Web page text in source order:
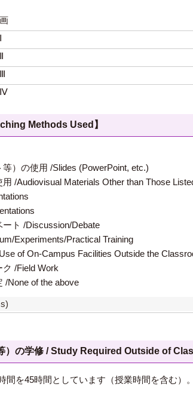
Ⅳ
Methods Used】
）の使用 /Slides (PowerPoint, etc.)
/Audiovisual Materials Other than Those
ト /Discussion/Debate
Experiments/Practical Training
of On-Campus Facilities Outside the
/Field Work
/None of the above
）の学修 / Study Required Outside of
間を45時間としています（授業時間を含む